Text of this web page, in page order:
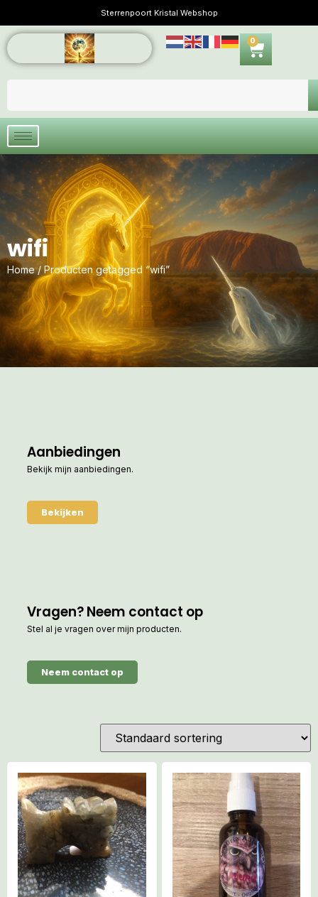
Sterrenpoort Kristal Webshop
0
wifi
Home/ Producten getagged “wifi”
Aanbiedingen
Bekijk mijn aanbiedingen.
Bekijken
Vragen? Neem contact op
Stel al je vragen over mijn producten.
Neem contact op